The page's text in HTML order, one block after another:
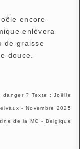
encore
enlèvera
de graisse
douce.
? Texte : Joëlle
- Novembre 2025
de la MC - Belgique